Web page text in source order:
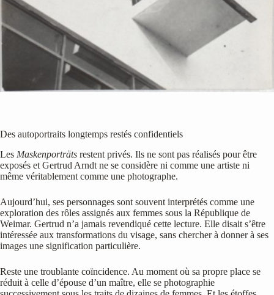
Des autoportraits longtemps restés confidentiels
Les Maskenporträts restent privés. Ils ne sont pas réalisés pour être
exposés et Gertrud Arndt ne se considère ni comme une artiste ni
même véritablement comme une photographe.
Aujourd’hui, ses personnages sont souvent interprétés comme une
exploration des rôles assignés aux femmes sous la République de
Weimar. Gertrud n’a jamais revendiqué cette lecture. Elle disait s’être
intéressée aux transformations du visage, sans chercher à donner à ses
images une signification particulière.
Reste une troublante coïncidence. Au moment où sa propre place se
réduit à celle d’épouse d’un maître, elle se photographie